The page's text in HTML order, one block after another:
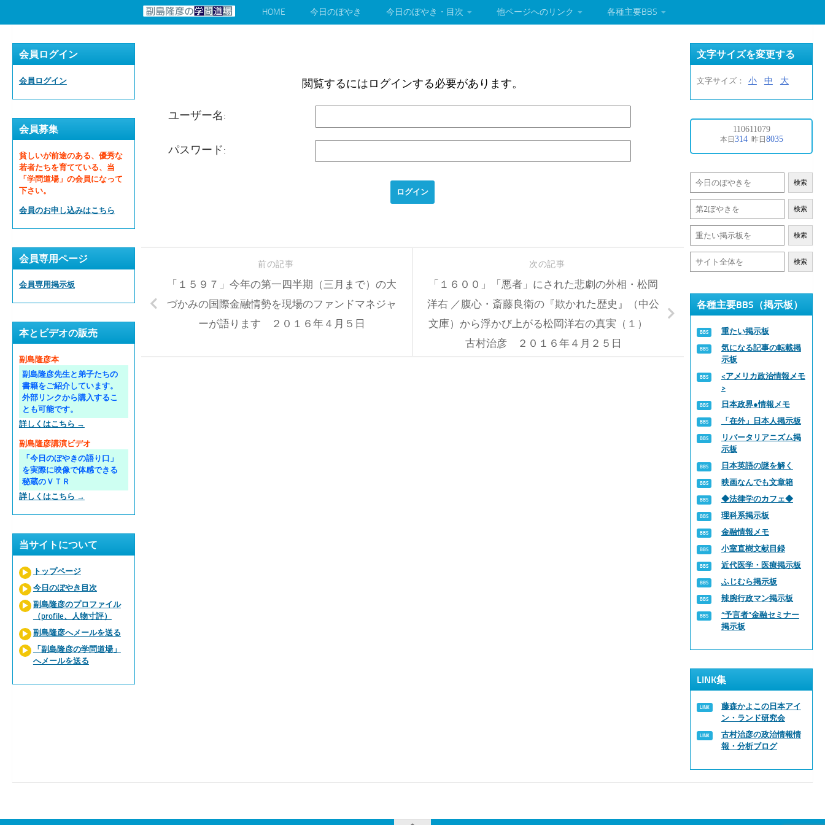
HOME 今日のぼやき 今日のぼやき・目次 他ページへのリンク 各種主要BBS
閲覧するにはログインする必要があります。
ユーザー名:
パスワード:
次の記事
「１６００」「悪者」にされた悲劇の外相・松岡
洋右 ／腹心・斎藤良衛の『欺かれた歴史』（中公
文庫）から浮かび上がる松岡洋右の真実（１）
古村治彦 ２０１６年４月２５日
前の記事
「１５９７」今年の第一四半期（三月まで）の大
づかみの国際金融情勢を現場のファンドマネジャ
ーが語ります ２０１６年４月５日
会員ログイン
会員ログイン
会員募集
貧しいが前途のある、優秀な
若者たちを育てている、当
「学問道場」の会員になって
下さい。
会員のお申し込みはこちら
会員専用ページ
会員専用掲示板
本とビデオの販売
副島隆彦本
副島隆彦先生と弟子たちの
書籍をご紹介しています。
外部リンクから購入するこ
とも可能です。
詳しくはこちら →
副島隆彦講演ビデオ
「今日のぼやきの語り口」
を実際に映像で体感できる
秘蔵のＶＴＲ
詳しくはこちら →
当サイトについて
トップページ
今日のぼやき目次
副島隆彦のプロファイル
（profile、人物寸評）
副島隆彦へメールを送る
「副島隆彦の学問道場」
へメールを送る
文字サイズを変更する
文字サイズ： 小 中 大
検索
検索
検索
検索
各種主要BBS（掲示板）
重たい掲示板
気になる記事の転載掲
示板
<アメリカ政治情報メモ
>
日本政界●情報メモ
「在外」日本人掲示板
リバータリアニズム掲
示板
日本英語の謎を解く
映画なんでも文章箱
◆法律学のカフェ◆
理科系掲示板
金融情報メモ
小室直樹文献目録
近代医学・医療掲示板
ふじむら掲示板
辣腕行政マン掲示板
“予言者”金融セミナー
掲示板
LINK集
藤森かよこの日本アイ
ン・ランド研究会
古村治彦の政治情報情
報・分析ブログ